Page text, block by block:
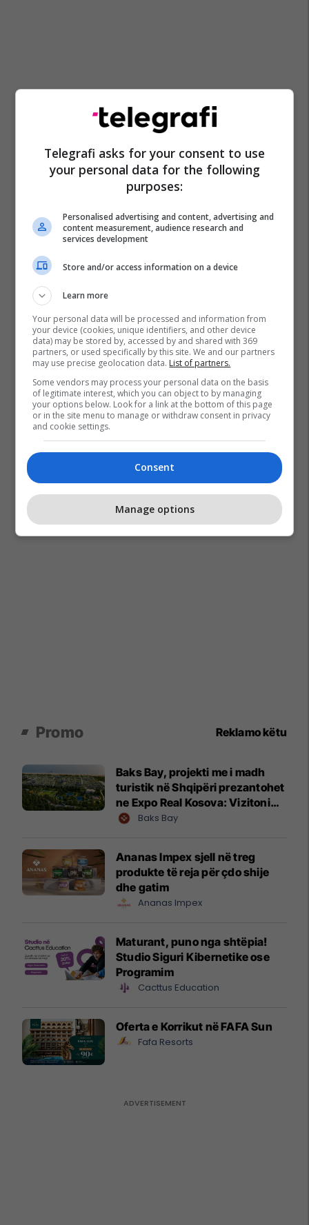
Shtipi Mpb Maqedoni
Promo Reklamo këtu
Baks Bay, projekti me i madh
turistik në Shqipëri prezantohet
ne Expo Real Kosova: Vizitoni
shtandin dhe zbuloni
Baks Bay
Ananas Impex sjell në treg
produkte të reja për çdo shije
dhe gatim
Ananas Impex
Maturant, puno nga shtëpia!
Studio Siguri Kibernetike ose
Programim
Cacttus Education
Oferta e Korrikut në FAFA Sun
Fafa Resorts
Telegrafi asks for your consent to use
your personal data for the following
purposes:
Personalised advertising and content, advertising and
content measurement, audience research and
services development
Store and/or access information on a device
Learn more
Your personal data will be processed and information from
your device (cookies, unique identifiers, and other device
data) may be stored by, accessed by and shared with 369
partners, or used specifically by this site. We and our partners
may use precise geolocation data. List of partners.
Some vendors may process your personal data on the basis
of legitimate interest, which you can object to by managing
your options below. Look for a link at the bottom of this page
or in the site menu to manage or withdraw consent in privacy
and cookie settings.
Consent
Manage options